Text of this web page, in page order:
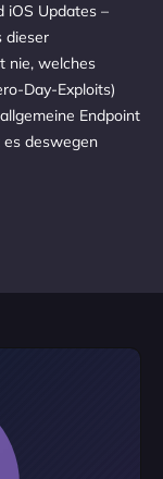
iOS Updates –
dieser
nie, welches
Day-Exploits)
Endpoint
deswegen